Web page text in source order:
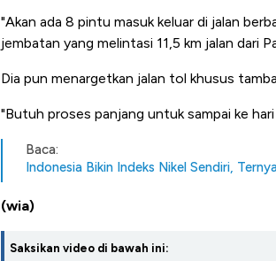
"Akan ada 8 pintu masuk keluar di jalan
jembatan yang melintasi 11,5 km jalan dari
Dia pun menargetkan jalan tol khusus
"Butuh proses panjang untuk sampai ke
Baca:
Indonesia Bikin Indeks Nikel Sendiri,
(wia)
Saksikan video di bawah ini: